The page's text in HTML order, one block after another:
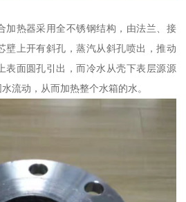
加热器采用全不锈钢结构，由法兰、接
壁上开有斜孔，蒸汽从斜孔喷出，推动
表面圆孔引出，而冷水从壳下表层源源
流动，从而加热整个水箱的水。